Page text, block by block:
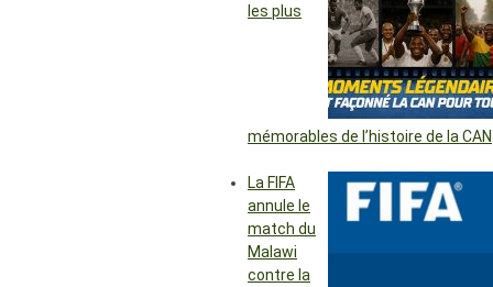
les plus
mémorables de l’histoire de la CAN
La FIFA
annule le
match du
Malawi
contre la